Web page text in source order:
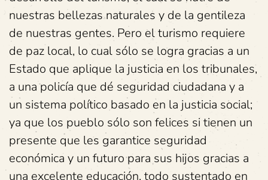
nuestras bellezas naturales y de la gentileza
de nuestras gentes. Pero el turismo requiere
de paz local, lo cual sólo se logra gracias a un
Estado que aplique la justicia en los tribunales,
a una policía que dé seguridad ciudadana y a
un sistema político basado en la justicia social;
ya que los pueblo sólo son felices si tienen un
presente que les garantice seguridad
económica y un futuro para sus hijos gracias a
una excelente educación, todo sustentado en